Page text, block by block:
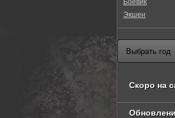
Боевик
Экшен
Скоро на